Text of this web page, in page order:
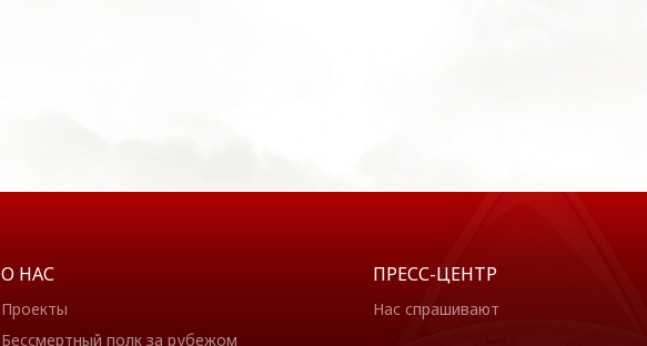
О НАС
Проекты
Бессмертный полк за рубежом
ПРЕСС-ЦЕНТР
Нас спрашивают